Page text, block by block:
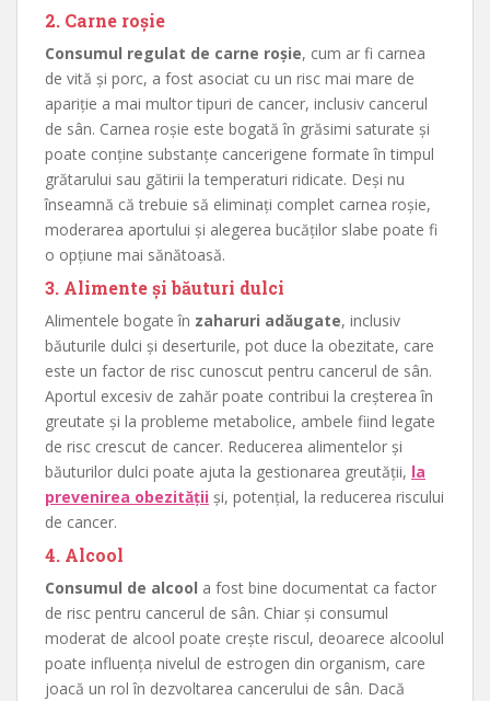
2. Carne roșie
Consumul regulat de carne roșie, cum ar fi carnea
de vită și porc, a fost asociat cu un risc mai mare de
apariție a mai multor tipuri de cancer, inclusiv cancerul
de sân. Carnea roșie este bogată în grăsimi saturate și
poate conține substanțe cancerigene formate în timpul
grătarului sau gătirii la temperaturi ridicate. Deși nu
înseamnă că trebuie să eliminați complet carnea roșie,
moderarea aportului și alegerea bucăților slabe poate fi
o opțiune mai sănătoasă.
3. Alimente și băuturi dulci
Alimentele bogate în zaharuri adăugate, inclusiv
băuturile dulci și deserturile, pot duce la obezitate, care
este un factor de risc cunoscut pentru cancerul de sân.
Aportul excesiv de zahăr poate contribui la creșterea în
greutate și la probleme metabolice, ambele fiind legate
de risc crescut de cancer. Reducerea alimentelor și
băuturilor dulci poate ajuta la gestionarea greutății, la
prevenirea obezității și, potențial, la reducerea riscului
de cancer.
4. Alcool
Consumul de alcool a fost bine documentat ca factor
de risc pentru cancerul de sân. Chiar și consumul
moderat de alcool poate crește riscul, deoarece alcoolul
poate influența nivelul de estrogen din organism, care
joacă un rol în dezvoltarea cancerului de sân. Dacă